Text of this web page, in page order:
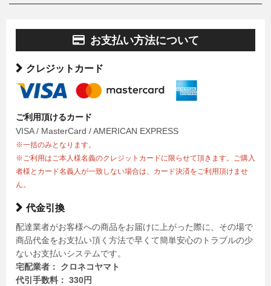
お支払い方法について
クレジットカード
ご利用頂けるカード
VISA / MasterCard / AMERICAN EXPRESS
※一括のみとなります。
※ご利用はご本人様名義のクレジットカードに限らせて頂きます。ご購入
者様とカード名義人が一致しない場合は、カード決済をご利用頂けませ
ん。
代金引換
配達業者がお客様への商品をお届けに上がった際に、その場で
商品代金をお支払い頂く方法で早くて簡単安心のトラブルの少
ないお支払いシステムです。
宅配業者： クロネコヤマト
代引手数料： 330円